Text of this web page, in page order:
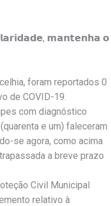
𝗺𝗮𝗻𝘁𝗲𝗻𝗵𝗮 𝗼
foram reportados 0
de COVID-19.
com diagnóstico
e um) faleceram
se agora, como acima
a breve prazo
Civil Municipal
relativo à